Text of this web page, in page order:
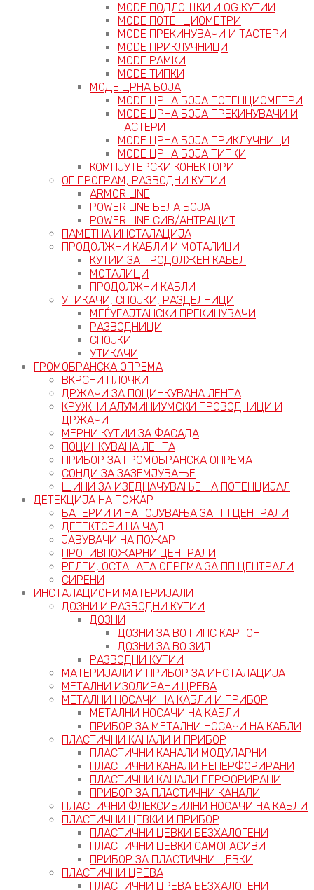
MODE ПОДЛОШКИ И OG КУТИИ
MODE ПОТЕНЦИОМЕТРИ
MODE ПРEКИНУВАЧИ И ТАСТЕРИ
MODE ПРИКЛУЧНИЦИ
MODE РАМКИ
MODE ТИПКИ
МОДЕ ЦРНА БОЈА
MODE ЦРНА БОЈА ПОТЕНЦИОМЕТРИ
MODE ЦРНА БОЈА ПРЕКИНУВАЧИ И
ТАСТЕРИ
MODE ЦРНА БОЈА ПРИКЛУЧНИЦИ
MODE ЦРНА БОЈА ТИПКИ
КОМПЈУТЕРСКИ КОНЕКТОРИ
ОГ ПРОГРАМ, РАЗВОДНИ КУТИИ
ARMOR LINE
POWER LINE БЕЛА БОЈА
POWER LINE СИВ/АНТРАЦИТ
ПАМЕТНА ИНСТАЛАЦИЈА
ПРОДОЛЖНИ КАБЛИ И МОТАЛИЦИ
КУТИИ ЗА ПРОДОЛЖЕН КАБЕЛ
МОТАЛИЦИ
ПРОДОЛЖНИ КАБЛИ
УТИКАЧИ, СПОЈКИ, РАЗДЕЛНИЦИ
МЕЃУГАЈТАНСКИ ПРЕКИНУВАЧИ
РАЗВОДНИЦИ
СПОЈКИ
УТИКАЧИ
ГРОМОБРАНСКА ОПРЕМА
ВКРСНИ ПЛОЧКИ
ДРЖАЧИ ЗА ПОЦИНКУВАНА ЛЕНТА
КРУЖНИ АЛУМИНИУМСКИ ПРОВОДНИЦИ И
ДРЖАЧИ
МЕРНИ КУТИИ ЗА ФАСАДА
ПОЦИНКУВАНА ЛЕНТА
ПРИБОР ЗА ГРОМОБРАНСКА ОПРЕМА
СОНДИ ЗА ЗАЗЕМЈУВАЊЕ
ШИНИ ЗА ИЗЕДНАЧУВАЊЕ НА ПОТЕНЦИЈАЛ
ДЕТЕКЦИЈА НА ПОЖАР
БАТЕРИИ И НАПОЈУВАЊА ЗА ПП ЦЕНТРАЛИ
ДЕТЕКТОРИ НА ЧАД
ЈАВУВАЧИ НА ПОЖАР
ПРОТИВПОЖАРНИ ЦЕНТРАЛИ
РЕЛЕИ, ОСТАНАТА ОПРЕМА ЗА ПП ЦЕНТРАЛИ
СИРЕНИ
ИНСТАЛАЦИОНИ МАТЕРИЈАЛИ
ДОЗНИ И РАЗВОДНИ КУТИИ
ДОЗНИ
ДОЗНИ ЗА ВО ГИПС КАРТОН
ДОЗНИ ЗА ВО ЗИД
РАЗВОДНИ КУТИИ
МАТЕРИЈАЛИ И ПРИБОР ЗА ИНСТАЛАЦИЈА
МЕТАЛНИ ИЗОЛИРАНИ ЦРЕВА
МЕТАЛНИ НОСАЧИ НА КАБЛИ И ПРИБОР
МЕТАЛНИ НОСАЧИ НА КАБЛИ
ПРИБОР ЗА МЕТАЛНИ НОСАЧИ НА КАБЛИ
ПЛАСТИЧНИ КАНАЛИ И ПРИБОР
ПЛАСТИЧНИ КАНАЛИ МОДУЛАРНИ
ПЛАСТИЧНИ КАНАЛИ НЕПЕРФОРИРАНИ
ПЛАСТИЧНИ КАНАЛИ ПЕРФОРИРАНИ
ПРИБОР ЗА ПЛАСТИЧНИ КАНАЛИ
ПЛАСТИЧНИ ФЛЕКСИБИЛНИ НОСАЧИ НА КАБЛИ
ПЛАСТИЧНИ ЦЕВКИ И ПРИБОР
ПЛАСТИЧНИ ЦЕВКИ БЕЗХАЛОГЕНИ
ПЛАСТИЧНИ ЦЕВКИ САМОГАСИВИ
ПРИБОР ЗА ПЛАСТИЧНИ ЦЕВКИ
ПЛАСТИЧНИ ЦРЕВА
ПЛАСТИЧНИ ЦРЕВА БЕЗХАЛОГЕНИ